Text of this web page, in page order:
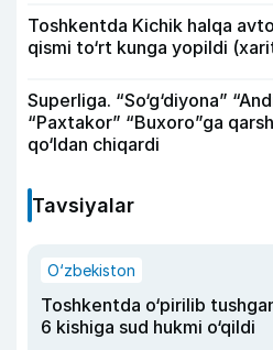
Toshkentda Kichik halqa
qismi to‘rt kunga yopildi
Superliga. “So‘g‘diyona”
“Paxtakor” “Buxoro”ga
qo‘ldan chiqardi
Tavsiyalar
O‘zbekiston
Toshkentda o‘pirilib
6 kishiga sud hukmi o‘qildi